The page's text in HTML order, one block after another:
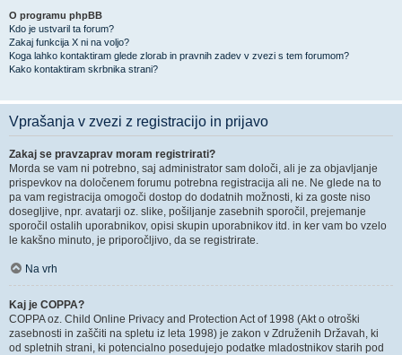
O programu phpBB
Kdo je ustvaril ta forum?
Zakaj funkcija X ni na voljo?
Koga lahko kontaktiram glede zlorab in pravnih zadev v zvezi s tem forumom?
Kako kontaktiram skrbnika strani?
Vprašanja v zvezi z registracijo in prijavo
Zakaj se pravzaprav moram registrirati?
Morda se vam ni potrebno, saj administrator sam določi, ali je za objavljanje
prispevkov na določenem forumu potrebna registracija ali ne. Ne glede na to
pa vam registracija omogoči dostop do dodatnih možnosti, ki za goste niso
dosegljive, npr. avatarji oz. slike, pošiljanje zasebnih sporočil, prejemanje
sporočil ostalih uporabnikov, opisi skupin uporabnikov itd. in ker vam bo vzelo
le kakšno minuto, je priporočljivo, da se registrirate.
Na vrh
Kaj je COPPA?
COPPA oz. Child Online Privacy and Protection Act of 1998 (Akt o otroški
zasebnosti in zaščiti na spletu iz leta 1998) je zakon v Združenih Državah, ki
od spletnih strani, ki potencialno posedujejo podatke mladostnikov starih pod